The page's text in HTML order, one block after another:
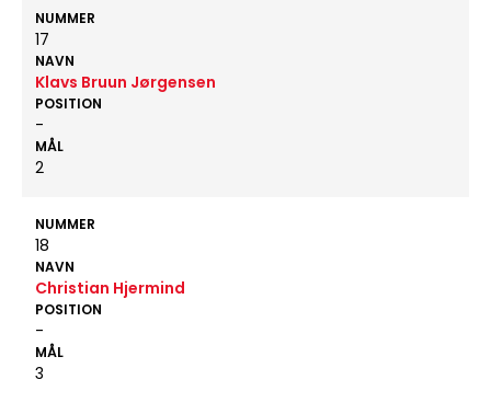
NUMMER
17
NAVN
Klavs Bruun Jørgensen
POSITION
-
MÅL
2
NUMMER
18
NAVN
Christian Hjermind
POSITION
-
MÅL
3